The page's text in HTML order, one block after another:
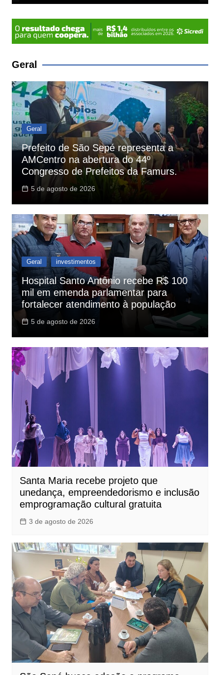
Geral
Geral
Prefeito de São Sepé representa a
AMCentro na abertura do 44º
Congresso de Prefeitos da Famurs.
5 de agosto de 2026
Geral investimentos
Hospital Santo Antônio recebe R$ 100
mil em emenda parlamentar para
fortalecer atendimento à população
5 de agosto de 2026
Santa Maria recebe projeto que
unedança, empreendedorismo e inclusão
emprogramação cultural gratuita
3 de agosto de 2026